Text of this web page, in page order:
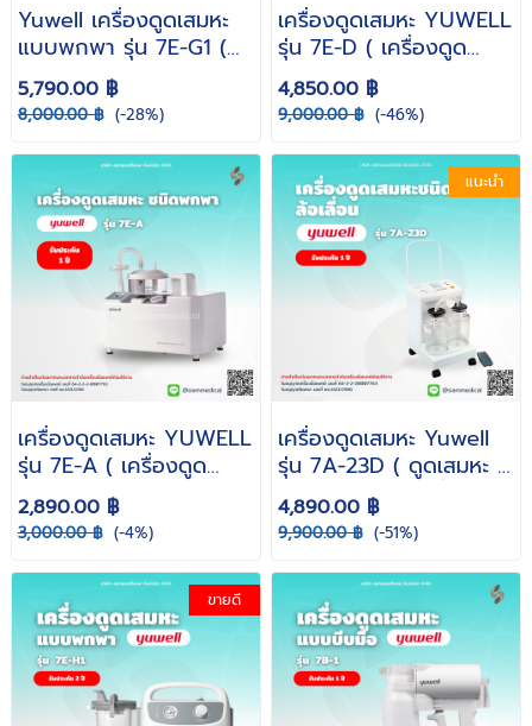
Yuwell เครื่องดูดเสมหะ
แบบพกพา รุ่น 7E-G1 (
Suction มีแบตเตอรี
ชาร์จบนรถยนต์ )
5,790.00 ฿
8,000.00 ฿ (-28%)
เครื่องดูดเสมหะ YUWELL
รุ่น 7E-D ( เครื่องดูด
เสมหะผู้ป่วยติดเตียง ดูด
เสมหะ ที่ดูดเสมหะ พกพา
ดูดเสมหะในคอ )
4,850.00 ฿
9,000.00 ฿ (-46%)
เครื่องดูดเสมหะ YUWELL
รุ่น 7E-A ( เครื่องดูด
เสมหะผู้ป่วยติดเตียง ดูด
เสมหะ ที่ดูดเสมหะ พกพา
ดูดเสมหะในคอ )
2,890.00 ฿
3,000.00 ฿ (-4%)
แนะนำ
เครื่องดูดเสมหะ Yuwell
รุ่น 7A-23D ( ดูดเสมหะ ผู้
ป่วยติดเตียง ล้อเลื่อน
ปรับระดับได้ เครื่อง
Suction )
4,890.00 ฿
9,900.00 ฿ (-51%)
ขายดี